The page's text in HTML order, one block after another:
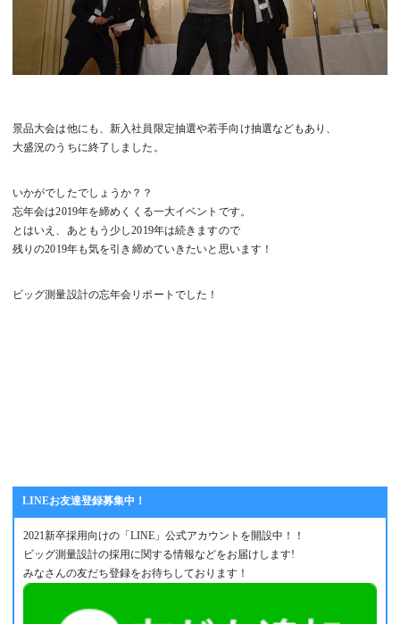
景品大会は他にも、新入社員限定抽選や若手向け抽選などもあり、
大盛況のうちに終了しました。
いかがでしたでしょうか？？
忘年会は2019年を締めくくる一大イベントです。
とはいえ、あともう少し2019年は続きますので
残りの2019年も気を引き締めていきたいと思います！
ビッグ測量設計の忘年会リポートでした！
LINEお友達登録募集中！
2021新卒採用向けの「LINE」公式アカウントを開設中！！
ビッグ測量設計の採用に関する情報などをお届けします!
みなさんの友だち登録をお待ちしております！